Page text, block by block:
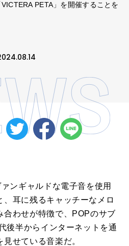
PETA」を開催することを
ンギャルドな電子音を使用
、耳に残るキャッチーなメロ
合わせが特徴で、POPのサブ
後半からインターネットを通
せている音楽だ。